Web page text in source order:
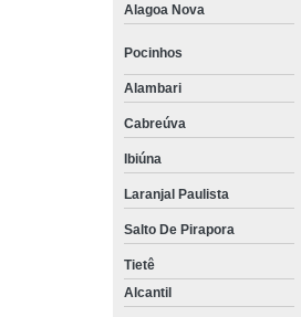
Alagoa Nova
Pocinhos
Alambari
Cabreúva
Ibiúna
Laranjal Paulista
Salto De Pirapora
Tietê
Alcantil